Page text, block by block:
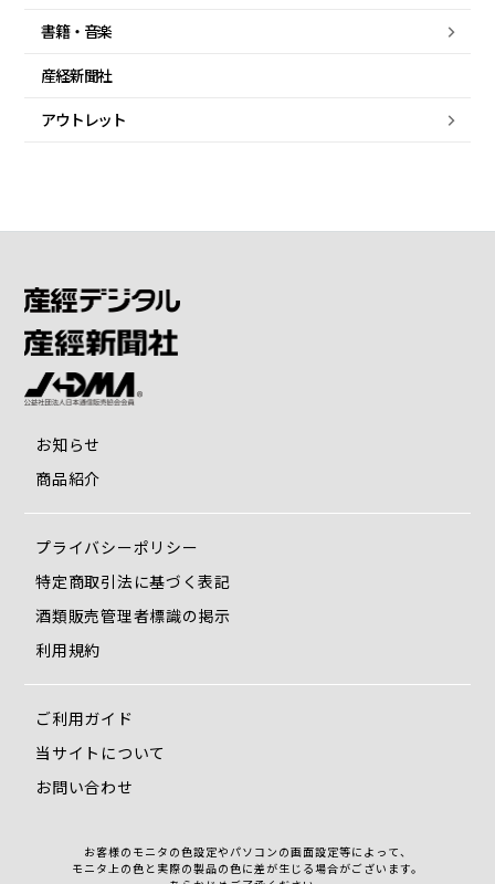
書籍・音楽
産経新聞社
アウトレット
お知らせ
商品紹介
プライバシーポリシー
特定商取引法に基づく表記
酒類販売管理者標識の掲示
利用規約
ご利用ガイド
当サイトについて
お問い合わせ
お客様のモニタの色設定やパソコンの画面設定等によって、
モニタ上の色と実際の製品の色に差が生じる場合がございます。